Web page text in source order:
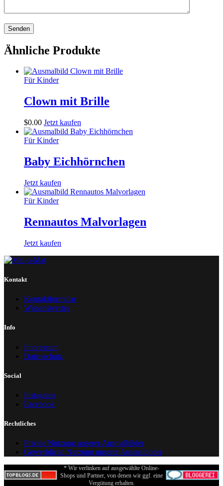
Ähnliche Produkte
Für Kinder
Clown mit Brille
$0.00 Jetzt kaufen
Für Kinder
Baby Eichhörnchen
Jetzt kaufen
Für Kinder
Rennautos Malvorlagen
Jetzt kaufen
Kontakt
Kontaktformular
Wissenswertes
Info
Impressum
Datenschutz
Social
Instagram
Facebook
Rechtliches
Private Nutzung unserer Ausmalbilder
Gewerbliche Nutzung unserer Ausmalbilder
* Wir verlinken auf ausgewählte Online-
Shops und Partner, von denen wir ggf. eine
Vergütung erhalten.